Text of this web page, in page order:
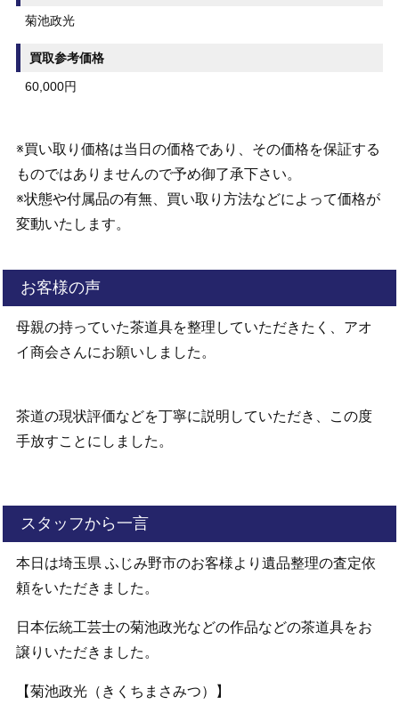
菊池政光
買取参考価格
60,000円
※買い取り価格は当日の価格であり、その価格を保証する
ものではありませんので予め御了承下さい。
※状態や付属品の有無、買い取り方法などによって価格が
変動いたします。
お客様の声
母親の持っていた茶道具を整理していただきたく、アオ
イ商会さんにお願いしました。
茶道の現状評価などを丁寧に説明していただき、この度
手放すことにしました。
スタッフから一言
本日は埼玉県 ふじみ野市のお客様より遺品整理の査定依
頼をいただきました。
日本伝統工芸士の菊池政光などの作品などの茶道具をお
譲りいただきました。
【菊池政光（きくちまさみつ）】